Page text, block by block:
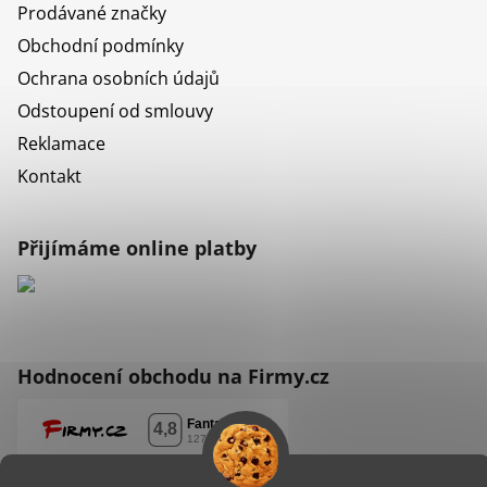
Prodávané značky
Obchodní podmínky
Ochrana osobních údajů
Odstoupení od smlouvy
Reklamace
Kontakt
Přijímáme online platby
Hodnocení obchodu na Firmy.cz